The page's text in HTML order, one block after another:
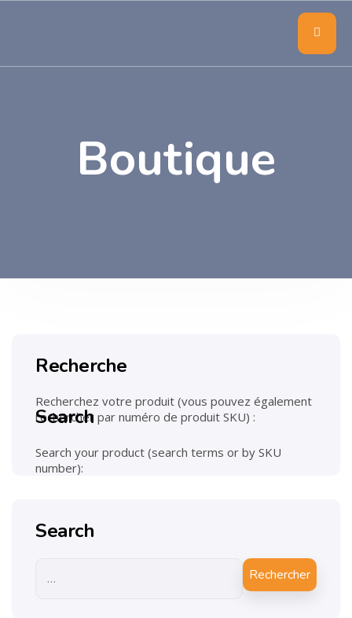
Boutique
Recherche
Recherchez votre produit (vous pouvez également
rechercher par numéro de produit SKU) :
Search
Search your product (search terms or by SKU
number):
Search
Rechercher